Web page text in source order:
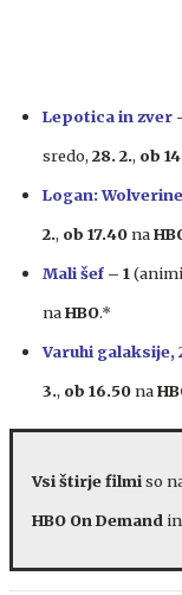
Lepotica in zver
sredo, 28. 2., ob
Logan: Wolverine
2., ob 17.40na
Mali šef – 1
naHBO.*
Varuhi galaksije,
3., ob 16.50na
Vsi štirje filmiso
HBO On Demand in